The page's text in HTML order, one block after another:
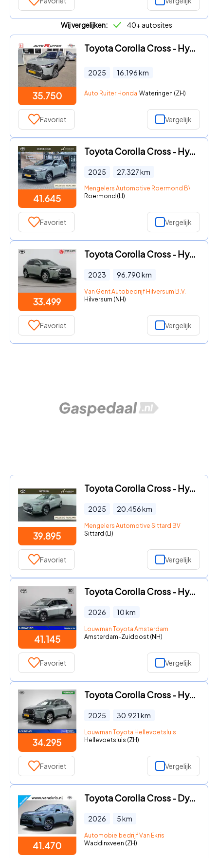
Wij vergelijken: 40+ autosites
35.750
Toyota Corolla Cross - Hybrid 140 Style elektrische achterklep PDC
2025 16.196km
Auto Ruiter Honda Wateringen (ZH)
Favoriet Vergelijk
41.645
Toyota Corolla Cross - Hybrid 200 Executive | Rijklaar | Panoramadak | Stoel/-Stuur
2025 27.327km
Mengelers Automotive Roermond BV
Roermond (LI)
Favoriet Vergelijk
33.499
Toyota Corolla Cross - Hybrid 200 Executive | Panoramdak | Leder | Dodehoek detecti
2023 96.790km
Van Gent Autobedrijf Hilversum B.V.
Hilversum (NH)
Favoriet Vergelijk
39.895
Toyota Corolla Cross - Hybrid 200 Dynamic
2025 20.456km
Mengelers Automotive Sittard BV
Sittard (LI)
Favoriet Vergelijk
41.145
Toyota Corolla Cross - Hybrid 140 Dynamic *NIEUW* | Direct leverbaar! |
2026 10km
Louwman Toyota Amsterdam
Amsterdam-Zuidoost (NH)
Favoriet Vergelijk
34.295
Toyota Corolla Cross - Hybrid 140 Style | BTW voertuig | Dodehoek detectie | Parkee
2025 30.921 km
Louwman Toyota Hellevoetsluis
Hellevoetsluis (ZH)
Favoriet Vergelijk
41.470
Toyota Corolla Cross - Dynamic , Nieuw en snel leverbaar met € 2.000 inruilvoordeel
2026 5km
Automobielbedrijf Van Ekris
Waddinxveen (ZH)